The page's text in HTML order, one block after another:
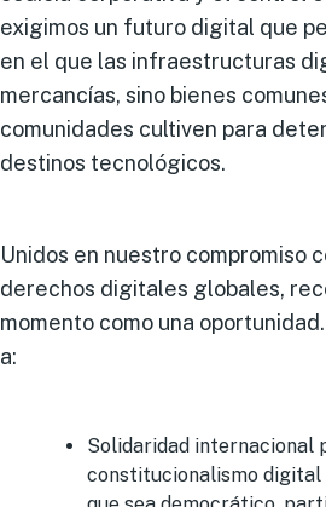
exigimos un futuro digital que
en el que las infraestructuras
mercancías, sino bienes
comunidades cultiven para
destinos tecnológicos.
Unidos en nuestro compromiso
derechos digitales globales,
momento como una
a:
Solidaridad internacional
constitucionalismo